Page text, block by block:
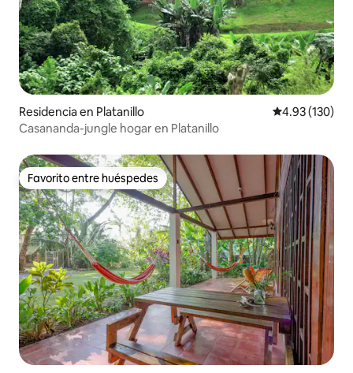
Residencia en Platanillo Calificación
4.93 (130)
Casananda-jungle hogar en Platanillo
Favorito entre huéspedes
Favorito entre huéspedes